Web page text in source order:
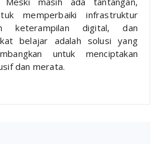
memperbaiki infrastruktur
keterampilan digital, dan
belajar adalah solusi yang
untuk menciptakan
dan merata.